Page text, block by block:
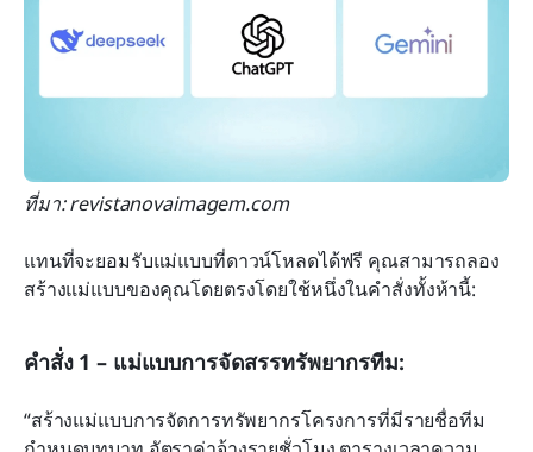
ที่มา: revistanovaimagem.com
แทนที่จะยอมรับแม่แบบที่ดาวน์โหลดได้ฟรี คุณสามารถลอง
สร้างแม่แบบของคุณโดยตรงโดยใช้หนึ่งในคำสั่งทั้งห้านี้:
คำสั่ง 1 – แม่แบบการจัดสรรทรัพยากรทีม:
“สร้างแม่แบบการจัดการทรัพยากรโครงการที่มีรายชื่อทีม